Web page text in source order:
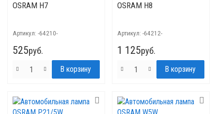
OSRAM H7
Артикул: -64210-
525руб.
OSRAM H8
Артикул: -64212-
1 125руб.